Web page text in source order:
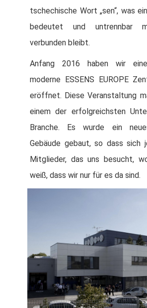
tschechische Wort„sen“, was
bedeutet und untrennbar
verbunden bleibt.
Anfang 2016 haben wir eine
moderne ESSENS EUROPE
eröffnet. Diese Veranstaltung
einem der erfolgreichsten
Branche. Es wurde ein
Gebäude gebaut, so dass sich
Mitglieder, das uns besucht,
weiß, dass wir nur für es da sind.